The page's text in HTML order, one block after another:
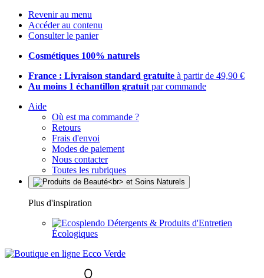
Revenir au menu
Accéder au contenu
Consulter le panier
Cosmétiques 100% naturels
France : Livraison standard gratuite à partir de 49,90 €
Au moins 1 échantillon gratuit par commande
Aide
Où est ma commande ?
Retours
Frais d'envoi
Modes de paiement
Nous contacter
Toutes les rubriques
Plus d'inspiration
Détergents & Produits d'Entretien
Écologiques